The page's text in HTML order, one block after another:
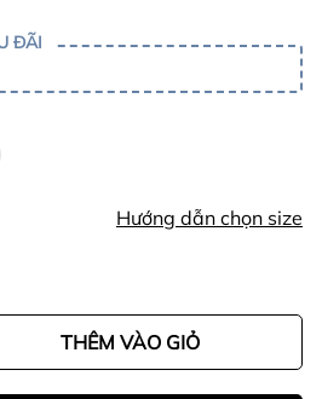
ĐÃI
Hướng dẫn chọn size
THÊM VÀO GIỎ